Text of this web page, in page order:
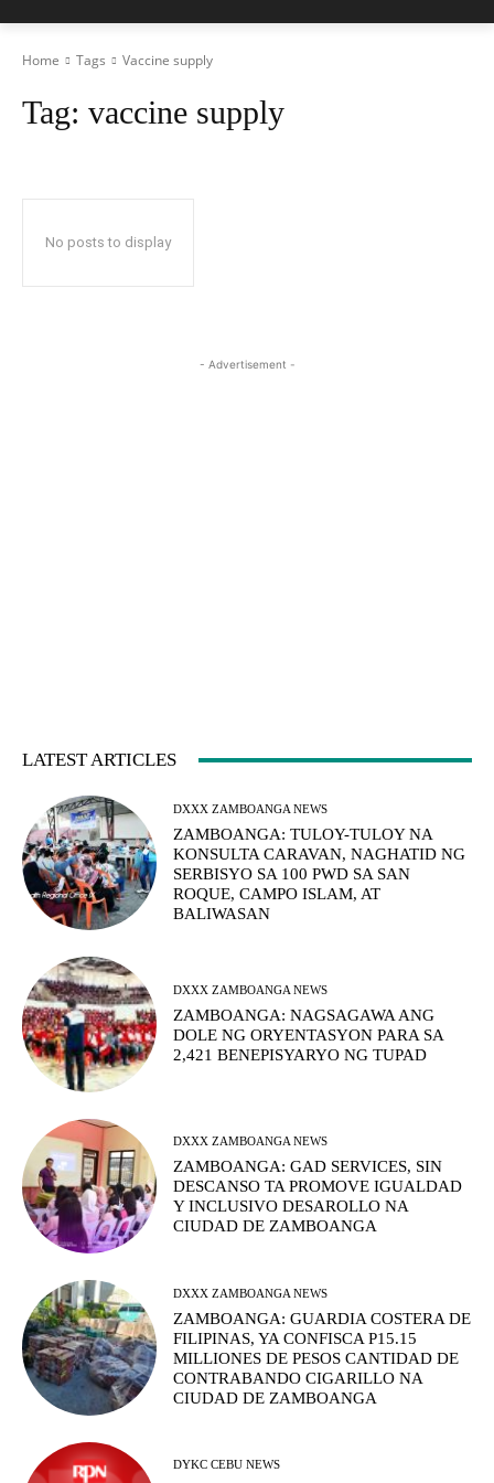
Home Tags Vaccine supply
Tag: vaccine supply
No posts to display
- Advertisement -
LATEST ARTICLES
DXXX ZAMBOANGA NEWS
ZAMBOANGA: TULOY-TULOY NA
KONSULTA CARAVAN, NAGHATID NG
SERBISYO SA 100 PWD SA SAN
ROQUE, CAMPO ISLAM, AT
BALIWASAN
DXXX ZAMBOANGA NEWS
ZAMBOANGA: NAGSAGAWA ANG
DOLE NG ORYENTASYON PARA SA
2,421 BENEPISYARYO NG TUPAD
DXXX ZAMBOANGA NEWS
ZAMBOANGA: GAD SERVICES, SIN
DESCANSO TA PROMOVE IGUALDAD
Y INCLUSIVO DESAROLLO NA
CIUDAD DE ZAMBOANGA
DXXX ZAMBOANGA NEWS
ZAMBOANGA: GUARDIA COSTERA DE
FILIPINAS, YA CONFISCA P15.15
MILLIONES DE PESOS CANTIDAD DE
CONTRABANDO CIGARILLO NA
CIUDAD DE ZAMBOANGA
DYKC CEBU NEWS